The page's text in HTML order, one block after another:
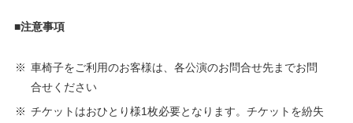
■注意事項
※ 車椅子をご利用のお客様は、各公演のお問合せ先までお問
合せください
※ チケットはおひとり様1枚必要となります。チケットを紛失